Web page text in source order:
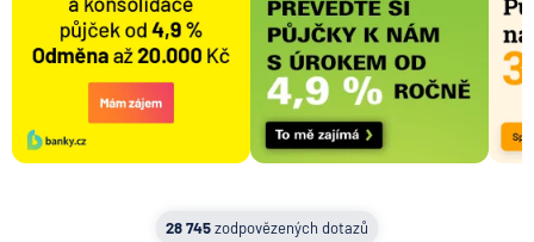
28 745zodpovězených dotazů